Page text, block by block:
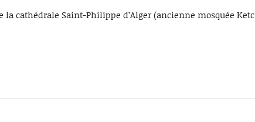
cathédrale Saint-Philippe d’Alger (ancienne mosquée